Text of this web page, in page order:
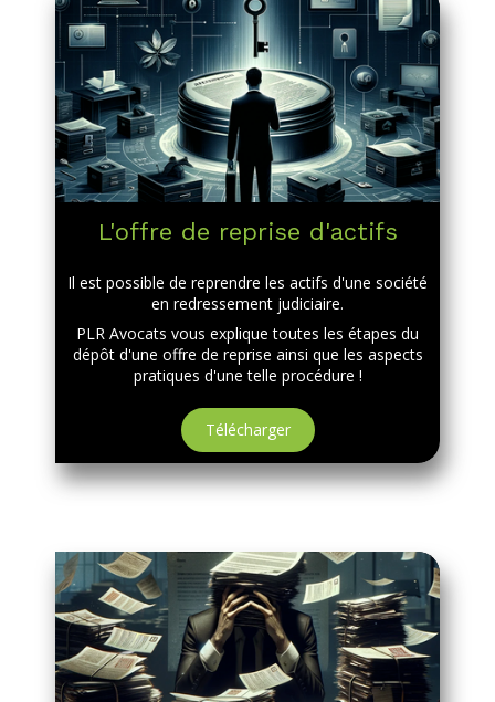
L'offre de reprise d'actifs
Il est possible de reprendre les actifs d'une société
en redressement judiciaire.
PLR Avocats vous explique toutes les étapes du
dépôt d'une offre de reprise ainsi que les aspects
pratiques d'une telle procédure !
Télécharger